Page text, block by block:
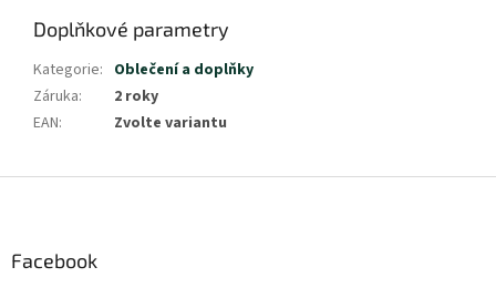
Doplňkové parametry
Kategorie: Oblečení a doplňky
Záruka:
2 roky
EAN: Zvolte variantu
Facebook